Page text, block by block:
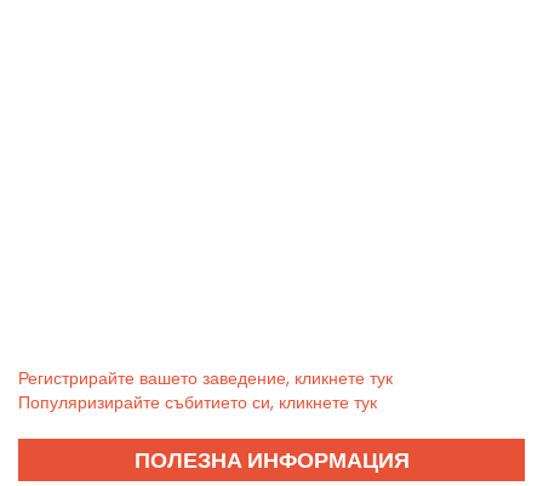
Регистрирайте вашето заведение, кликнете тук
Популяризирайте събитието си, кликнете тук
ПОЛЕЗНА ИНФОРМАЦИЯ